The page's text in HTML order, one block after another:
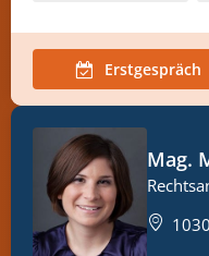
Erstgespräch
Mag.